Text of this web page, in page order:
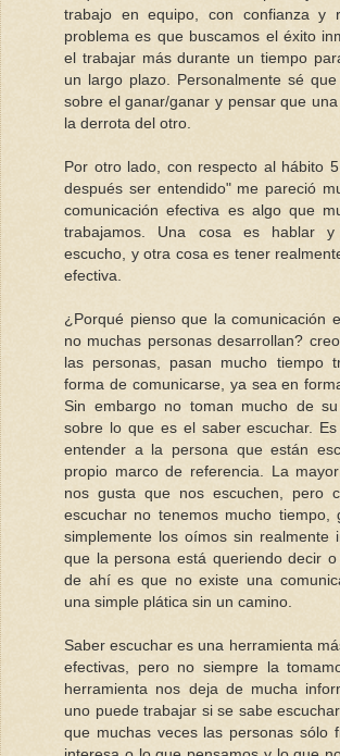
trabajo en equipo, con confianza y
problema es que buscamos el éxito
el trabajar más durante un tiempo
un largo plazo. Personalmente sé
sobre el ganar/ganar y pensar que
la derrota del otro.
Por otro lado, con respecto al hábito
después ser entendido" me pareció
comunicación efectiva es algo que
trabajamos. Una cosa es hablar
escucho, y otra cosa es tener
efectiva.
¿Porqué pienso que la comunicación
no muchas personas desarrollan?
las personas, pasan mucho tiempo
forma de comunicarse, ya sea en
Sin embargo no toman mucho de
sobre lo que es el saber escuchar.
entender a la persona que están
propio marco de referencia. La
nos gusta que nos escuchen, pero
escuchar no tenemos mucho tiempo,
simplemente los oímos sin realmente
que la persona está queriendo decir
de ahí es que no existe una
una simple plática sin un camino.
Saber escuchar es una herramienta
efectivas, pero no siempre la
herramienta nos deja de mucha
uno puede trabajar si se sabe
que muchas veces las personas sólo